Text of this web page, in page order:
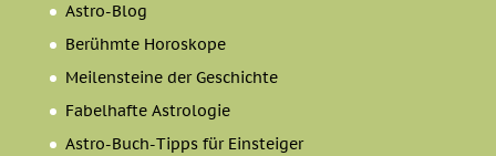
Astro-Blog
Berühmte Horoskope
Meilensteine der Geschichte
Fabelhafte Astrologie
Astro-Buch-Tipps für Einsteiger